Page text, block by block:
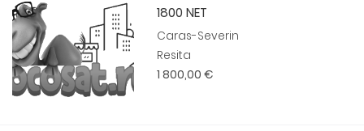
1800 NET
Caras-Severin
Resita
1 800,00 €